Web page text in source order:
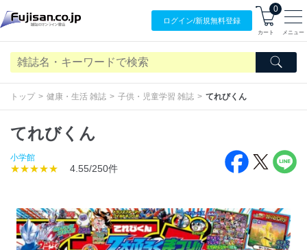
ログイン/新規無料登録
0
カート メニュー
トップ 健康・生活 雑誌 子供・児童学習 雑誌 てれびくん
てれびくん
小学館
★★★★★ 4.55/250件